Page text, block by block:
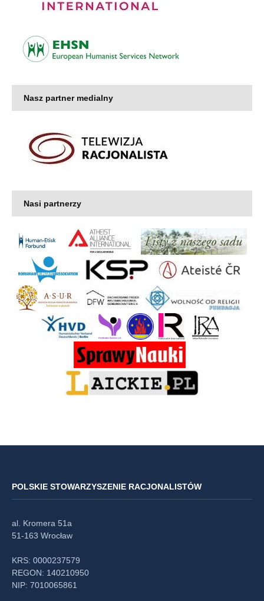
Nasz partner medialny
Nasi partnerzy
POLSKIE STOWARZYSZENIE RACJONALISTÓW
al. Kromera 51a
51-163 Wrocław
KRS: 0000237579
REGON: 140210950
NIP: 7010065861